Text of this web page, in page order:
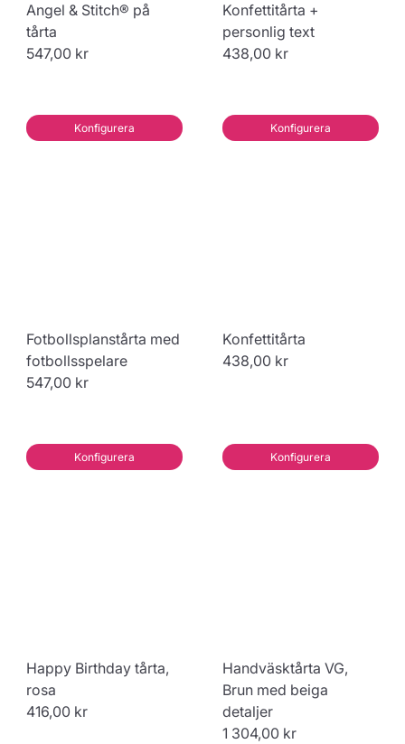
Angel & Stitch® på
tårta
547,00 kr
Konfigurera
Konfettitårta +
personlig text
438,00 kr
Konfigurera
Fotbollsplanstårta med
fotbollsspelare
547,00 kr
Konfigurera
Konfettitårta
438,00 kr
Konfigurera
Happy Birthday tårta,
rosa
416,00 kr
Handväsktårta VG,
Brun med beiga
detaljer
1 304,00 kr